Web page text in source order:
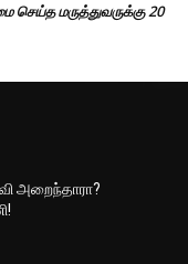
செய்த மருத்துவருக்கு 20
அறைந்தாரா?